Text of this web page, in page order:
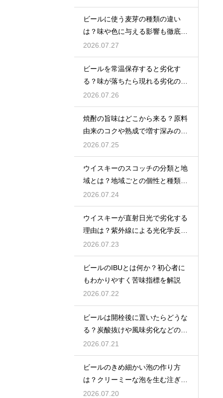
ビールに使う麦芽の種類の違い
は？味や色に与える影響も徹底解
説
2026.07.27
ビールを常温保存すると劣化す
る？味が落ちたら現れる劣化のサ
インを解説
2026.07.26
焼酎の旨味はどこから来る？原料
由来のコクや熟成で増す深みの秘
密を解説
2026.07.25
ウイスキーのスコッチの分類と地
域とは？地域ごとの個性と種類を
解説
2026.07.24
ウイスキーが直射日光で劣化する
理由は？紫外線による光化学反応
で風味が損なわれるため
2026.07.23
ビールのIBUとは何か？初心者に
もわかりやすく苦味指標を解説
2026.07.22
ビールは開栓後に置いたらどうな
る？炭酸抜けや風味劣化などの影
響を解説
2026.07.21
ビールのきめ細かい泡の作り方
は？クリーミーな泡を生む注ぎ方
のコツ
2026.07.20